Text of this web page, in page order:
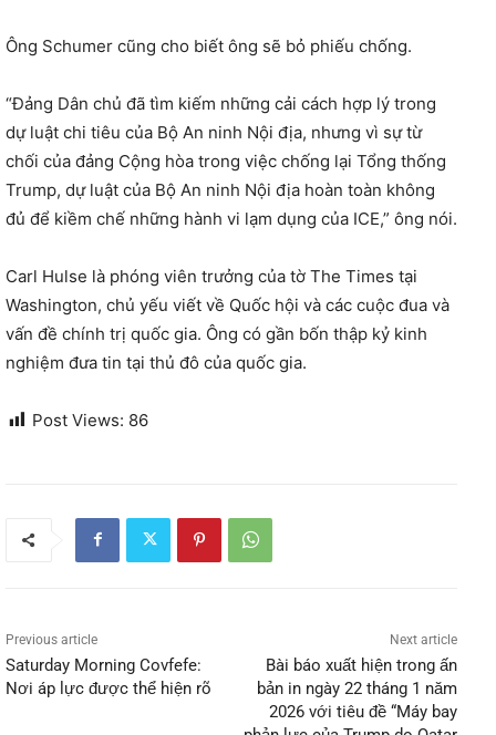
Ông Schumer cũng cho biết ông sẽ bỏ phiếu chống.
“Đảng Dân chủ đã tìm kiếm những cải cách hợp lý trong
dự luật chi tiêu của Bộ An ninh Nội địa, nhưng vì sự từ
chối của đảng Cộng hòa trong việc chống lại Tổng thống
Trump, dự luật của Bộ An ninh Nội địa hoàn toàn không
đủ để kiềm chế những hành vi lạm dụng của ICE,” ông nói.
Carl Hulse là phóng viên trưởng của tờ The Times tại
Washington, chủ yếu viết về Quốc hội và các cuộc đua và
vấn đề chính trị quốc gia. Ông có gần bốn thập kỷ kinh
nghiệm đưa tin tại thủ đô của quốc gia.
Post Views: 86
Previous article
Saturday Morning Covfefe:
Nơi áp lực được thể hiện rõ
Next article
Bài báo xuất hiện trong ấn
bản in ngày 22 tháng 1 năm
2026 với tiêu đề “Máy bay